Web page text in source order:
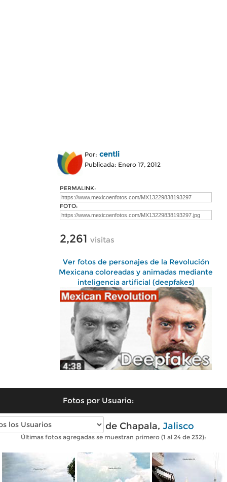
Por: centli
Publicada: Enero 17, 2012
PERMALINK:
FOTO:
2,261 visitas
Ver fotos de personajes de la Revolución
Mexicana coloreadas y animadas mediante
inteligencia artificial (deepfakes)
Fotos por Usuario:
Fotos antiguas de Chapala, Jalisco
Últimas fotos agregadas se muestran primero (1 al 24 de 232):